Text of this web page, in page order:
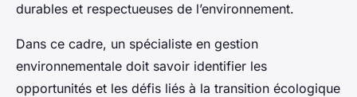
durables et respectueuses de l’environnement.
Dans ce cadre, un spécialiste en gestion
environnementale doit savoir identifier les
opportunités et les défis liés à la transition écologique